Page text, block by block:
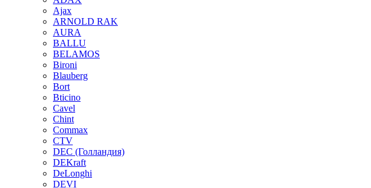
Ajax
ARNOLD RAK
AURA
BALLU
BELAMOS
Bironi
Blauberg
Bort
Bticino
Cavel
Chint
Commax
CTV
DEC (Голландия)
DEKraft
DeLonghi
DEVI